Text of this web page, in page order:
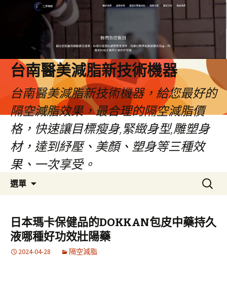
台南醫美減脂新技術機器
台南醫美減脂新技術機器，給您最好的
隔空減脂效果，最合理的隔空減脂價
格，快速讓目標瘦身,緊緻身型,雕塑身
材，達到紓壓、美顏、塑身等三種效
果、一次享受。
選單
容
搜
尋
鍵
字:
日本瑪卡保健品的DOKKAN包皮中藥持久
液哪種好功效壯陽藥
2024-04-28 隔空減脂